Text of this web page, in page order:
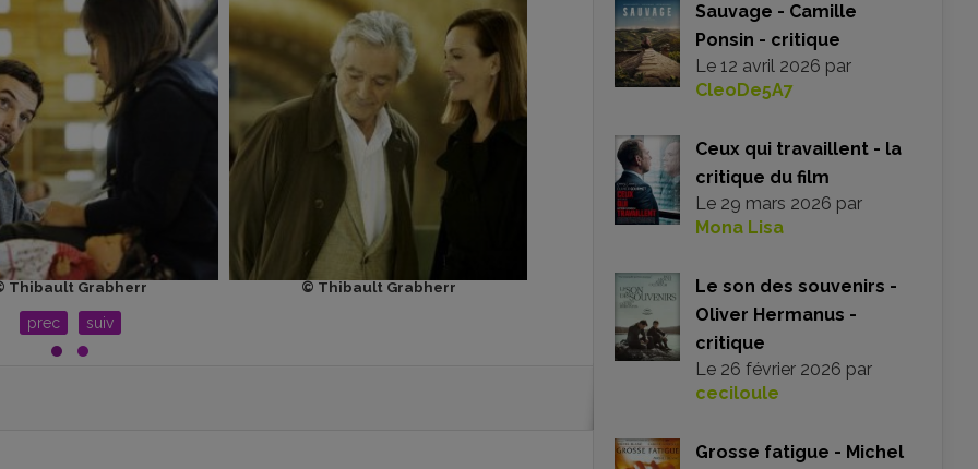
Thibault Grabherr © Thibault Grabherr
prec suiv
Sauvage - Camille
Ponsin - critique
Le 12 avril 2026 par
CleoDe5A7
Ceux qui travaillent - la
critique du film
Le 29 mars 2026 par
Mona Lisa
Le son des souvenirs -
Oliver Hermanus -
critique
Le 26 février 2026 par
ceciloule
Grosse fatigue - Michel